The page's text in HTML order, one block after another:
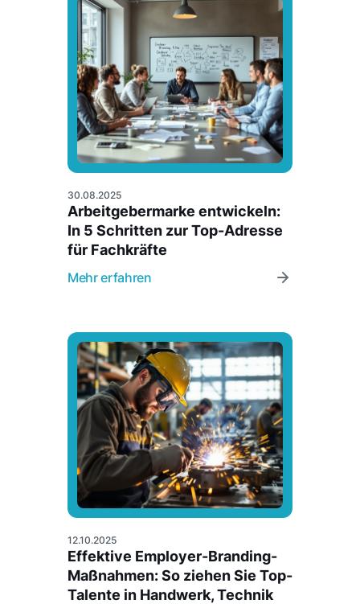
30.08.2025
Arbeitgebermarke entwickeln:
In 5 Schritten zur Top-Adresse
für Fachkräfte
Mehr erfahren
12.10.2025
Effektive Employer-Branding-
Maßnahmen: So ziehen Sie Top-
Talente in Handwerk, Technik